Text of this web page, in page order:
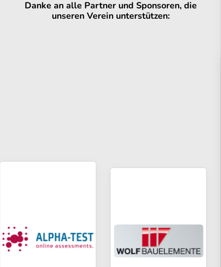
Danke an alle Partner und Sponsoren, die
unseren Verein unterstützen: